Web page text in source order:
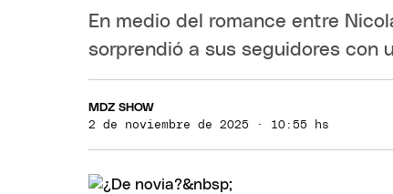
En medio del romance entre
sorprendió a sus seguidores con
MDZ SHOW
2 de noviembre de 2025 · 10:55 hs